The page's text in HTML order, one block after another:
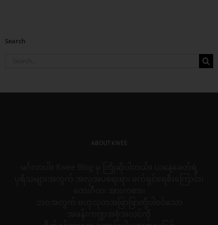
Search
ABOUT KWEE